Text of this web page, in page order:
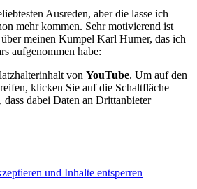
Ausreden, aber die lasse ich
mehr kommen. Sehr motivierend ist
meinen Kumpel Karl Humer, das ich
aufgenommen habe:
von YouTube. Um auf den
klicken Sie auf die Schaltfläche
dass dabei Daten an Drittanbieter
und Inhalte entsperren